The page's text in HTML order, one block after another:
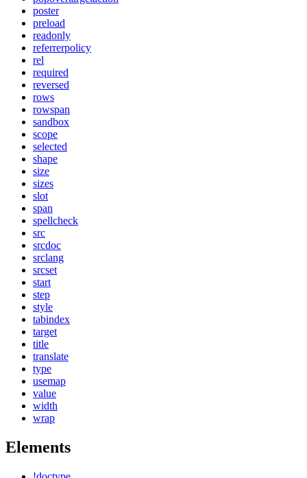
poster
preload
readonly
referrerpolicy
rel
required
reversed
rows
rowspan
sandbox
scope
selected
shape
size
sizes
slot
span
spellcheck
src
srcdoc
srclang
srcset
start
step
style
tabindex
target
title
translate
type
usemap
value
width
wrap
Elements